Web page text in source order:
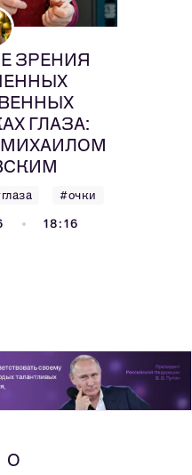
ЗРЕНИЯ
ГЛАЗА:
#очки
18:16